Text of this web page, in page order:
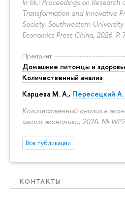
In bk.: Proceedings on Research
Transformation and Innovative
Society. Southwestern
Economics Press China, 2026. P.
Препринт
Домашние питомцы и
Количественный анализ
Карцева М. А., Пересецкий
Количественный анализ в
школа экономики, 2026. №
Все публикации
КОНТАКТЫ